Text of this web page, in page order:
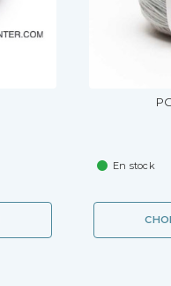
En stock